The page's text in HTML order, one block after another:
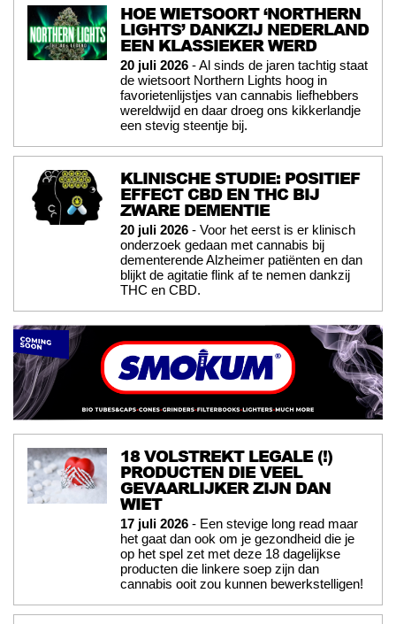
HOE WIETSOORT ‘NORTHERN
LIGHTS’ DANKZIJ NEDERLAND
EEN KLASSIEKER WERD
20 juli 2026 - Al sinds de jaren tachtig staat
de wietsoort Northern Lights hoog in
favorietenlijstjes van cannabis liefhebbers
wereldwijd en daar droeg ons kikkerlandje
een stevig steentje bij.
KLINISCHE STUDIE: POSITIEF
EFFECT CBD EN THC BIJ
ZWARE DEMENTIE
20 juli 2026 - Voor het eerst is er klinisch
onderzoek gedaan met cannabis bij
dementerende Alzheimer patiënten en dan
blijkt de agitatie flink af te nemen dankzij
THC en CBD.
18 VOLSTREKT LEGALE (!)
PRODUCTEN DIE VEEL
GEVAARLIJKER ZIJN DAN
WIET
17 juli 2026 - Een stevige long read maar
het gaat dan ook om je gezondheid die je
op het spel zet met deze 18 dagelijkse
producten die linkere soep zijn dan
cannabis ooit zou kunnen bewerkstelligen!